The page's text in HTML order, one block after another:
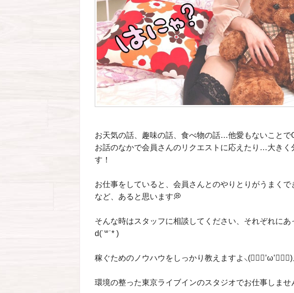
お天気の話、趣味の話、食べ物の話…他愛もないことで
お話のなかで会員さんのリクエストに応えたり…大きく
す！
お仕事をしていると、会員さんとのやりとりがうまく
など、あると思います💭
そんな時はスタッフに相談してください、それぞれに
d(˙꒳​˙* )
稼ぐためのノウハウをしっかり教えますよ⸜(๑⃙⃘’ω’๑⃙⃘
環境の整った東京ライブインのスタジオでお仕事しませ